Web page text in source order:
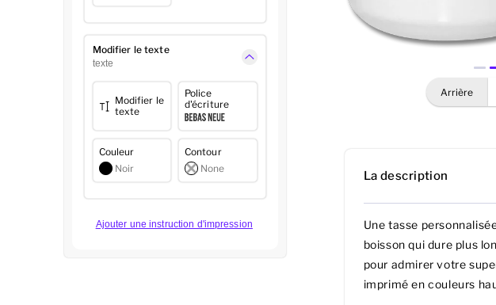
Modifier le texte
texte
Modifier le
texte
Police
d'écriture
Couleur
Noir
Contour
None
Ajouter une instruction d'impression
arrière
La description
Une tasse
boisson qui dure plus
pour admirer votre
imprimé en couleurs